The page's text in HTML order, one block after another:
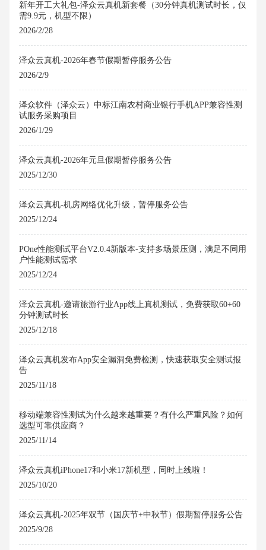
新年开工大礼包-泽众云真机新套餐（30分钟真机测试时长，仅
需9.9元，机型不限）
2026/2/28
泽众云真机-2026年春节假期暂停服务公告
2026/2/9
泽众软件（泽众云）中标江南农村商业银行手机APP兼容性测
试服务采购项目
2026/1/29
泽众云真机-2026年元旦假期暂停服务公告
2025/12/30
泽众云真机-机房网络优化升级，暂停服务公告
2025/12/24
POne性能测试平台V2.0.4新版本-支持多场景压测，满足不同用
户性能测试需求
2025/12/24
泽众云真机-邀请旅游行业App线上真机测试，免费获取60+60
分钟测试时长
2025/12/18
泽众云真机发布App安全漏洞免费检测，快速获取安全测试报
告
2025/11/18
移动端兼容性测试为什么越来越重要？有什么严重风险？如何
选型可靠供应商？
2025/11/14
泽众云真机iPhone17和小米17新机型，同时上线啦！
2025/10/20
泽众云真机-2025年双节（国庆节+中秋节）假期暂停服务公告
2025/9/28